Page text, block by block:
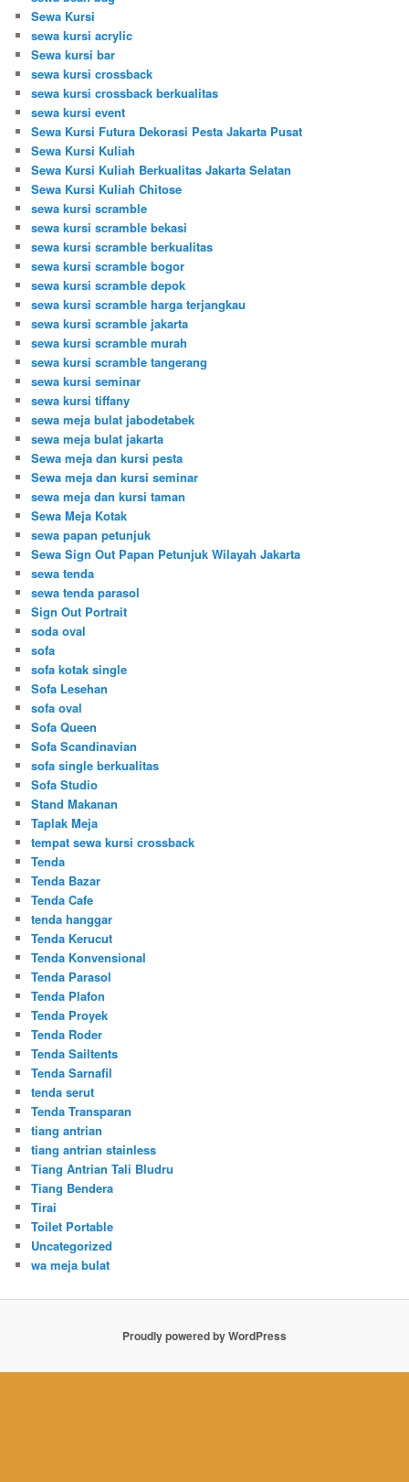
Sewa Kursi
sewa kursi acrylic
Sewa kursi bar
sewa kursi crossback
sewa kursi crossback berkualitas
sewa kursi event
Sewa Kursi Futura Dekorasi Pesta Jakarta Pusat
Sewa Kursi Kuliah
Sewa Kursi Kuliah Berkualitas Jakarta Selatan
Sewa Kursi Kuliah Chitose
sewa kursi scramble
sewa kursi scramble bekasi
sewa kursi scramble berkualitas
sewa kursi scramble bogor
sewa kursi scramble depok
sewa kursi scramble harga terjangkau
sewa kursi scramble jakarta
sewa kursi scramble murah
sewa kursi scramble tangerang
sewa kursi seminar
sewa kursi tiffany
sewa meja bulat jabodetabek
sewa meja bulat jakarta
Sewa meja dan kursi pesta
Sewa meja dan kursi seminar
sewa meja dan kursi taman
Sewa Meja Kotak
sewa papan petunjuk
Sewa Sign Out Papan Petunjuk Wilayah Jakarta
sewa tenda
sewa tenda parasol
Sign Out Portrait
soda oval
sofa
sofa kotak single
Sofa Lesehan
sofa oval
Sofa Queen
Sofa Scandinavian
sofa single berkualitas
Sofa Studio
Stand Makanan
Taplak Meja
tempat sewa kursi crossback
Tenda
Tenda Bazar
Tenda Cafe
tenda hanggar
Tenda Kerucut
Tenda Konvensional
Tenda Parasol
Tenda Plafon
Tenda Proyek
Tenda Roder
Tenda Sailtents
Tenda Sarnafil
tenda serut
Tenda Transparan
tiang antrian
tiang antrian stainless
Tiang Antrian Tali Bludru
Tiang Bendera
Tirai
Toilet Portable
Uncategorized
wa meja bulat
Proudly powered by WordPress